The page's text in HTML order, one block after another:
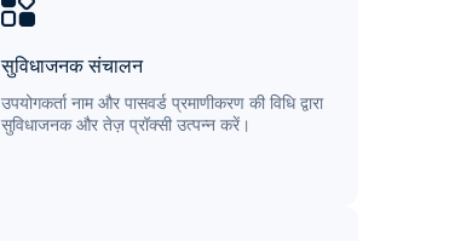
सुविधाजनक संचालन
उपयोगकर्ता नाम और पासवर्ड प्रमाणीकरण की विधि द्वारा
सुविधाजनक और तेज़ प्रॉक्सी उत्पन्न करें।